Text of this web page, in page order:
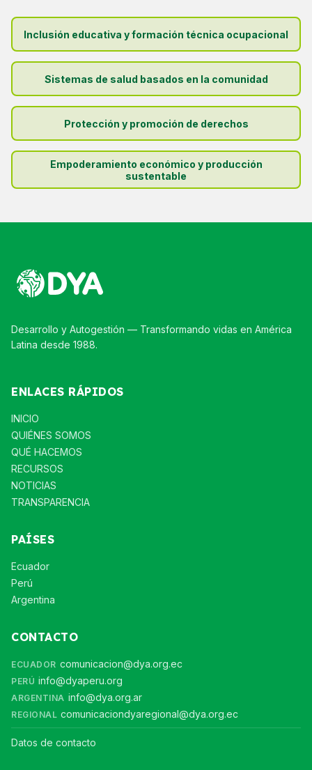
Inclusión educativa y formación técnica ocupacional
Sistemas de salud basados en la comunidad
Protección y promoción de derechos
Empoderamiento económico y producción
sustentable
Desarrollo y Autogestión — Transformando vidas en América
Latina desde 1988.
ENLACES RÁPIDOS
INICIO
QUIÉNES SOMOS
QUÉ HACEMOS
RECURSOS
NOTICIAS
TRANSPARENCIA
PAÍSES
Ecuador
Perú
Argentina
CONTACTO
ECUADOR comunicacion@dya.org.ec
PERÚ info@dyaperu.org
ARGENTINA info@dya.org.ar
REGIONAL comunicaciondyaregional@dya.org.ec
Datos de contacto